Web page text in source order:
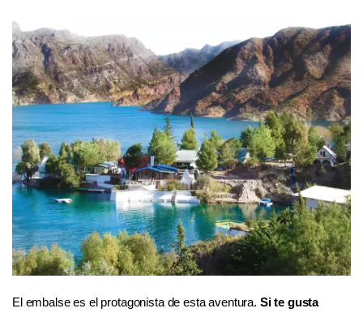
El embalse es el protagonista de esta aventura. Si te gusta